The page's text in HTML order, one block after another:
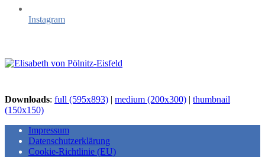
Instagram
Downloads: full (595x893) | medium (200x300) | thumbnail
(150x150)
Impressum
Datenschutzerklärung
Cookie-Richtlinie (EU)